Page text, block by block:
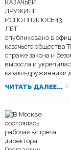
опубликовано в
казачьего общества
страже закона и
выросла и
казаки-дружинники
ЧИТАТЬ ДАЛЕЕ...